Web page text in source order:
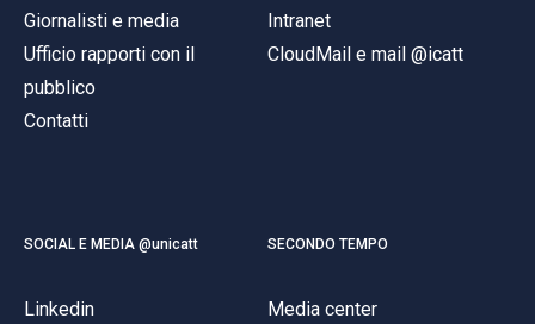
Giornalisti e media
Ufficio rapporti con il
pubblico
Contatti
Intranet
CloudMail e mail @icatt
SOCIAL E MEDIA @unicatt
Linkedin
SECONDO TEMPO
Media center